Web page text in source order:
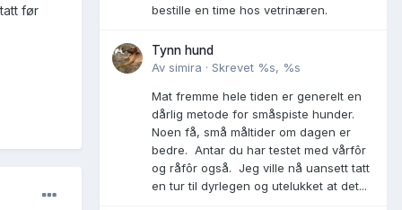
før
bestille en time hos vetrinæren.
Tynn hund
Av simira · Skrevet %s, %s
Mat fremme hele tiden er generelt en
dårlig metode for småspiste hunder.
Noen få, små måltider om dagen er
bedre. Antar du har testet med vårfôr
og råfôr også. Jeg ville nå uansett tatt
en tur til dyrlegen og utelukket at det...